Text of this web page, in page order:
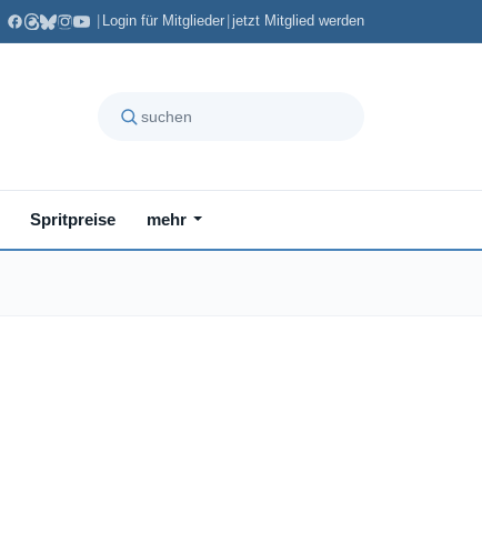
Login für Mitglieder jetzt Mitglied werden
Spritpreise mehr